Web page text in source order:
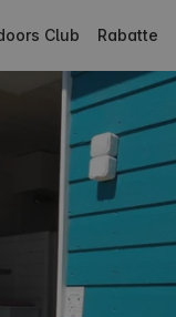
Club Rabatte